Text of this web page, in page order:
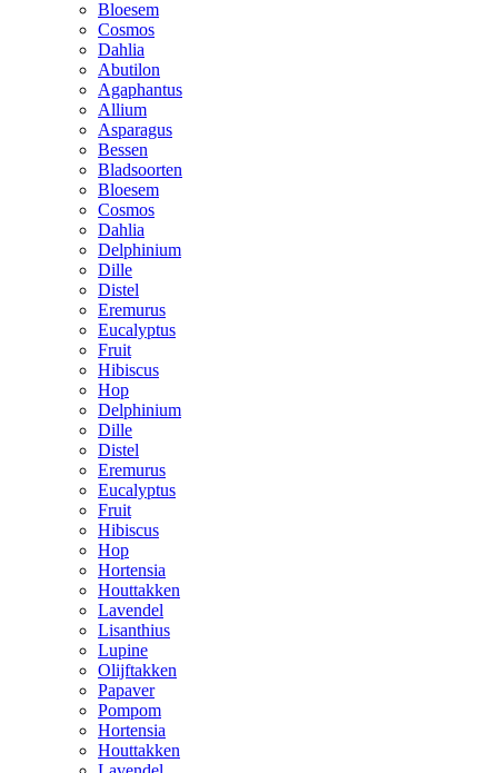
Bloesem
Cosmos
Dahlia
Abutilon
Agaphantus
Allium
Asparagus
Bessen
Bladsoorten
Bloesem
Cosmos
Dahlia
Delphinium
Dille
Distel
Eremurus
Eucalyptus
Fruit
Hibiscus
Hop
Delphinium
Dille
Distel
Eremurus
Eucalyptus
Fruit
Hibiscus
Hop
Hortensia
Houttakken
Lavendel
Lisanthius
Lupine
Olijftakken
Papaver
Pompom
Hortensia
Houttakken